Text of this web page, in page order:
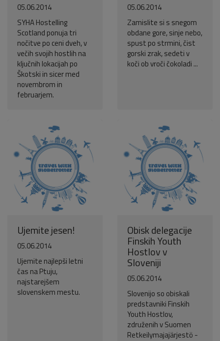
05.06.2014
SYHA Hostelling
Scotland ponuja tri
nočitve po ceni dveh, v
večih svojih hostlih na
ključnih lokacijah po
Škotski in sicer med
novembrom in
februarjem.
05.06.2014
Zamislite si s snegom
obdane gore, sinje nebo,
spust po strmini, čist
gorski zrak, sedeti v
koči ob vroči čokoladi ...
Ujemite jesen!
05.06.2014
Ujemite najlepši letni
čas na Ptuju,
najstarejšem
slovenskem mestu.
Obisk delegacije
Finskih Youth
Hostlov v
Sloveniji
05.06.2014
Slovenijo so obiskali
predstavniki Finskih
Youth Hostlov,
združenih v Suomen
Retkeilymajajärjestö -